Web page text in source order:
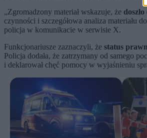
„Zgromadzony materiał wskazuje, że
czynności i szczegółowa analiza materiału
policja w komunikacie w serwisie X.
Funkcjonariusze zaznaczyli, że status
Policja dodała, że zatrzymany od samego
i deklarował chęć pomocy w wyjaśnieniu